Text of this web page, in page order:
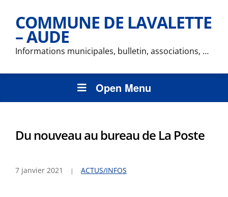
COMMUNE DE LAVALETTE
– AUDE
Informations municipales, bulletin, associations, …
Open Menu
Du nouveau au bureau de La Poste
7 janvier 2021 ACTUS/INFOS